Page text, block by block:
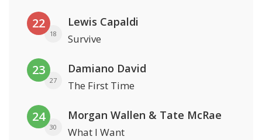
22
18
Lewis Capaldi
Survive
23
27
Damiano David
The First Time
24
30
Morgan Wallen & Tate McRae
What I Want